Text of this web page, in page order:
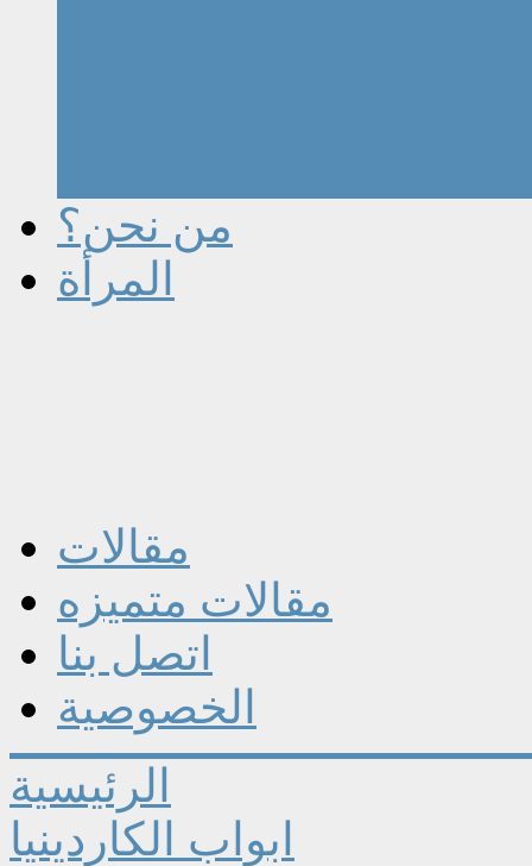
من نحن؟
المرأة
مقالات
مقالات متميزه
اتصل بنا
الخصوصية
الرئيسية
ابواب الكاردينيا